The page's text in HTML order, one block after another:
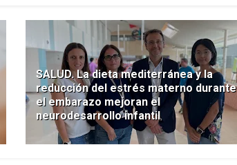
SALUD. La dieta mediterránea y la
reducción del estrés materno durante
el embarazo mejoran el
neurodesarrollo infantil